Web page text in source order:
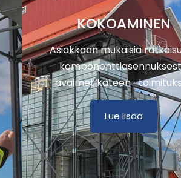
KOKOAMINEN
Asiakkaan mukaisia
avaimet käteen -
Lue lisää